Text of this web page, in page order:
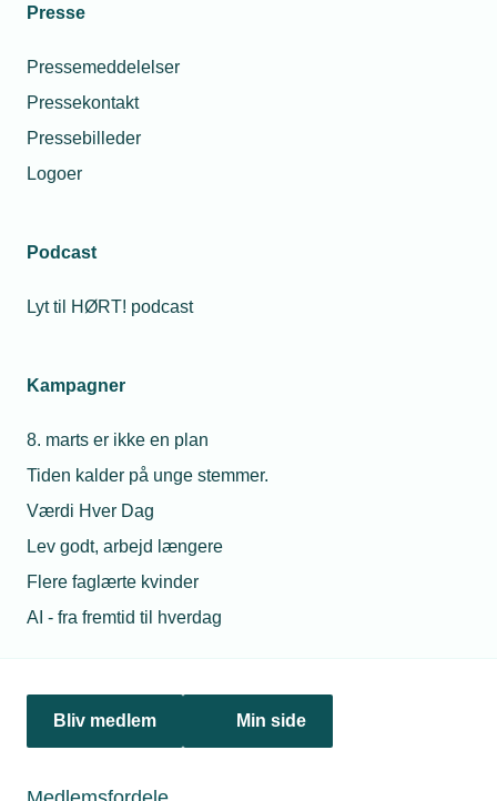
Presse
Pressemeddelelser
Pressekontakt
Pressebilleder
Logoer
Podcast
Lyt til HØRT! podcast
Kampagner
8. marts er ikke en plan
Tiden kalder på unge stemmer.
Værdi Hver Dag
Lev godt, arbejd længere
Flere faglærte kvinder
AI - fra fremtid til hverdag
Bliv medlem Min side
Politik & analyse
jura@tekniq.dk
tekniq@tekniq.dk